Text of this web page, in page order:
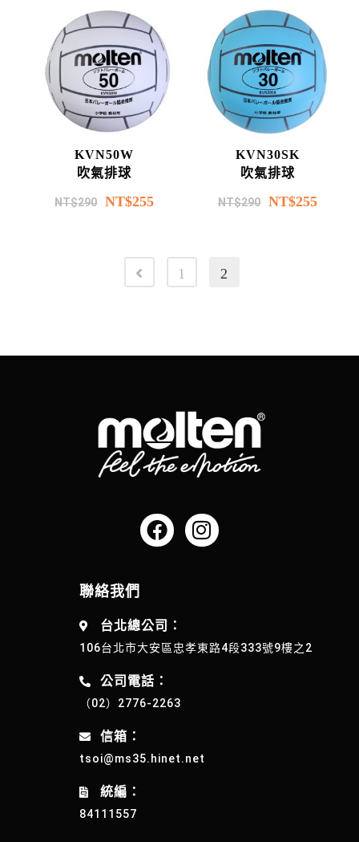
KVN50W
吹氣排球
NT$290 NT$255
KVN30SK
吹氣排球
NT$290 NT$255
1 2
聯絡我們
台北總公司：
106台北市大安區忠孝東路4段333號9樓之2
公司電話：
（02）2776-2263
信箱：
tsoi@ms35.hinet.net
統編：
84111557